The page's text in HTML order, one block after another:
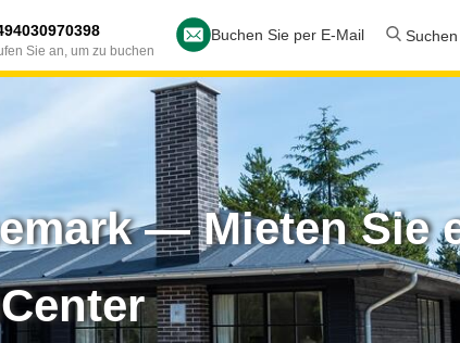
Sie an, um zu buchen
Buchen Sie per E-Mail Suchen
— Mieten Sie